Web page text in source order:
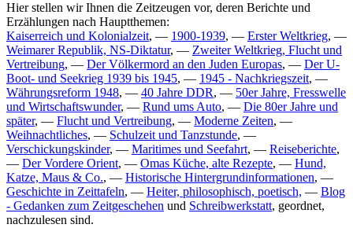
Hier stellen wir Ihnen die Zeitzeugen vor, deren Berichte und
Erzählungen nach Hauptthemen:
Kaiserreich und Kolonialzeit, — 1900-1939, — Erster Weltkrieg, —
Weimarer Republik, NS-Diktatur, — Zweiter Weltkrieg, Flucht und
Vertreibung, — Der Völkermord an den Juden Europas, — Der U-
Boot- und Seekrieg 1939 bis 1945, — 1945 - Nachkriegszeit, —
Währungsreform 1948, — 40 Jahre DDR, — 50er Jahre, Fresswelle
und Wirtschaftswunder, — Rund ums Auto, — Die 80er Jahre und
später, — Flucht und Vertreibung, — Moderne Zeiten, —
Weihnachtliches, — Schulzeit und Tanzstunde, —
Verschickungskinder, — Maritimes und Seefahrt, — Reiseberichte,
— Der Vordere Orient, — Omas Küche, alte Rezepte, — Hund,
Katze, Maus & Co., — Historische Hintergrundinformationen, —
Geschichte in Zeittafeln, — Heiter, philosophisch, poetisch, — Blog
- Gedanken zum Zeitgeschehen und Schreibwerkstatt, geordnet,
nachzulesen sind.